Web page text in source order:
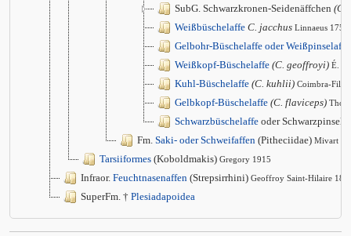
SubG. Schwarzkronen-Seidenäffchen
Weißbüschelaffe C. jacchus Linnaeus 1758
Gelbohr-Büschelaffe oder Weißpinselaffe
Weißkopf-Büschelaffe (C. geoffroyi) É.
Kuhl-Büschelaffe (C. kuhlii) Coimbra-
Gelbkopf-Büschelaffe (C. flaviceps)
Schwarzbüschelaffe oder
Fm. Saki- oder Schweifaffen (Pitheciidae) Mivart
Tarsiiformes (Koboldmakis) Gregory 1915
Infraor. Feuchtnasenaffen (Strepsirrhini) Geoffroy Saint-Hilaire
SuperFm. † Plesiadapoidea